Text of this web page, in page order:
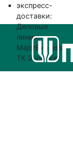
экспресс-
доставки:
Деловые
линии,
MajorExpress,
ТК Энергия